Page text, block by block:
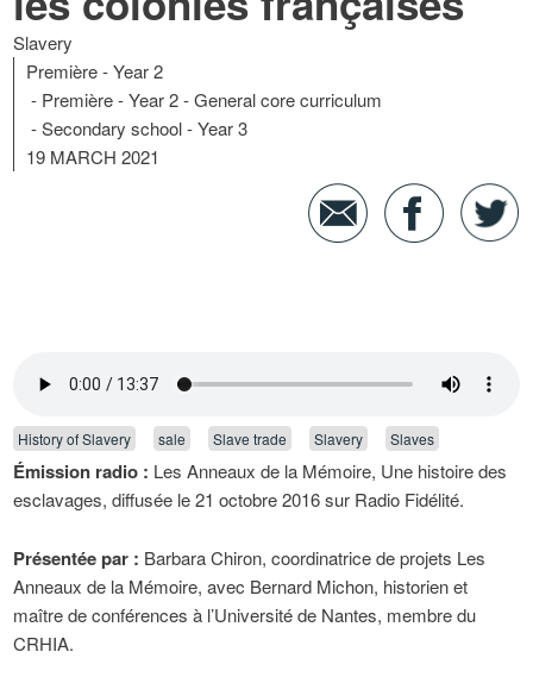
Slavery
Première - Year 2
Première - Year 2 - General core curriculum
Secondary school
Year 3
19 MARCH 2021
History of Slavery sale Slave trade Slavery Slaves
Émission radio : Les Anneaux de la Mémoire, Une histoire des
esclavages, diffusée le 21 octobre 2016 sur Radio Fidélité.
Présentée par : Barbara Chiron, coordinatrice de projets Les
Anneaux de la Mémoire, avec Bernard Michon, historien et
maître de conférences à l’Université de Nantes, membre du
CRHIA.